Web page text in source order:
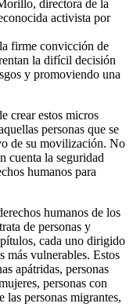
directora de la
activista por
firme convicción de
la difícil decisión
y promoviendo una
crear estos micros
personas que se
de su movilización. No
cuenta la seguridad
humanos para
humanos de los
de personas y
cada uno dirigido
más vulnerables. Estos
apátridas, personas
personas con
las personas migrantes,